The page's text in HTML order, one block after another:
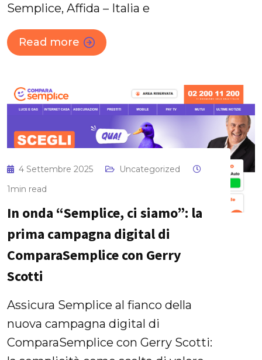
Semplice, Affida – Italia e
Read more
4 Settembre 2025
Uncategorized
1min read
In onda “Semplice, ci siamo”: la
prima campagna digital di
ComparaSemplice con Gerry
Scotti
Assicura Semplice al fianco della
nuova campagna digital di
ComparaSemplice con Gerry Scotti: